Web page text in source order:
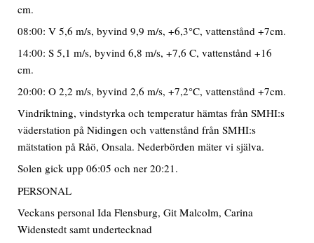
cm.
08:00: V 5,6 m/s, byvind 9,9 m/s, +6,3°C, vattenstånd +7cm.
14:00: S 5,1 m/s, byvind 6,8 m/s, +7,6 C, vattenstånd +16
cm.
20:00: O 2,2 m/s, byvind 2,6 m/s, +7,2°C, vattenstånd +7cm.
Vindriktning, vindstyrka och temperatur hämtas från SMHI:s
väderstation på Nidingen och vattenstånd från SMHI:s
mätstation på Råö, Onsala. Nederbörden mäter vi själva.
Solen gick upp 06:05 och ner 20:21.
PERSONAL
Veckans personal Ida Flensburg, Git Malcolm, Carina
Widenstedt samt undertecknad